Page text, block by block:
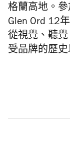
格蘭高地。參
Glen Ord 12
從視覺、聽
受品牌的歷史